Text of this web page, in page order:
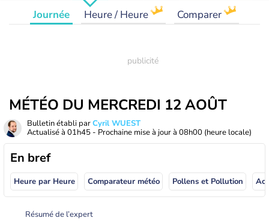
Journée Heure / Heure Comparer
MÉTÉO DU MERCREDI 12 AOÛT
Bulletin établi parCyril WUEST
Actualisé à 01h45 - Prochaine mise à jour à 08h00 (heure locale)
En bref
Heure par Heure Comparateur météo Pollens et Pollution
Résumé de l’expert